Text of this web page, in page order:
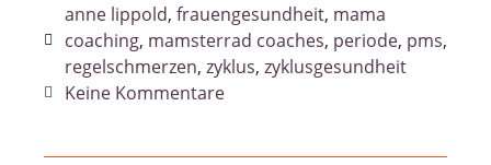
anne lippold, frauengesundheit, mama
coaching, mamsterrad coaches, periode, pms,
regelschmerzen, zyklus, zyklusgesundheit
Keine Kommentare